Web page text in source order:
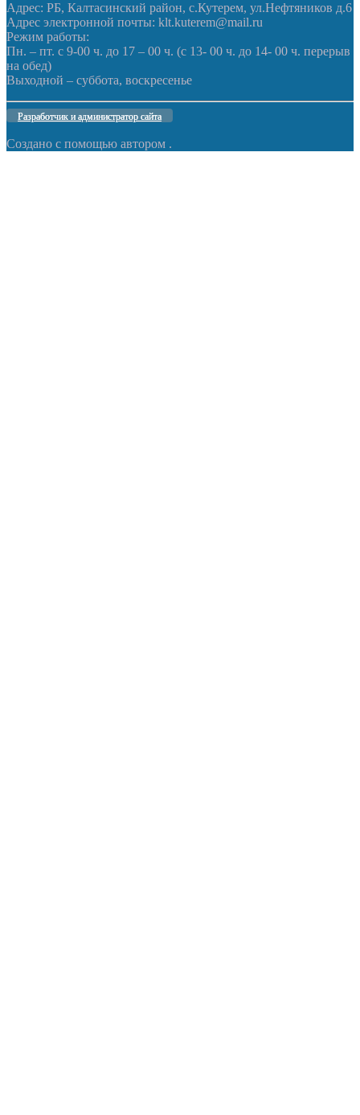
Адрес: РБ, Калтасинский район, с.Кутерем, ул.Нефтяников д.6
Адрес электронной почты: klt.kuterem@mail.ru
Режим работы:
Пн. – пт. с 9-00 ч. до 17 – 00 ч. (с 13- 00 ч. до 14- 00 ч. перерыв
на обед)
Выходной – суббота, воскресенье
Разработчик и администратор сайта
Создано с помощью автором .